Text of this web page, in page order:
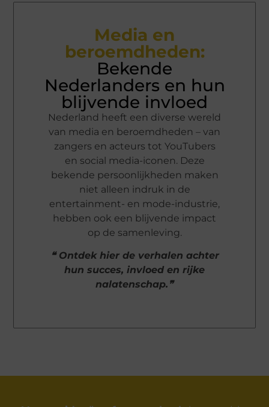
Media en
beroemdheden:
Bekende
Nederlanders en hun
blijvende invloed
Nederland heeft een diverse wereld
van media en beroemdheden – van
zangers en acteurs tot YouTubers
en social media-iconen. Deze
bekende persoonlijkheden maken
niet alleen indruk in de
entertainment- en mode-industrie,
hebben ook een blijvende impact
op de samenleving.
❝ Ontdek hier de verhalen achter
hun succes, invloed en rijke
nalatenschap.❞